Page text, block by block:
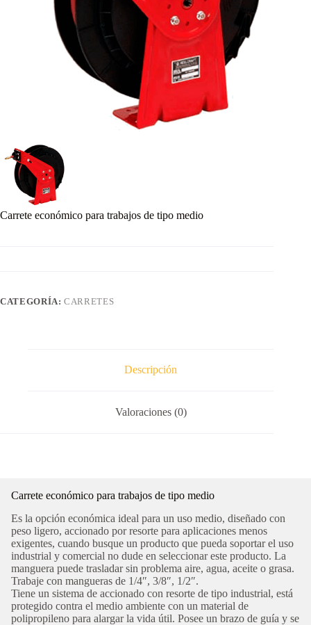
Carrete económico para trabajos de tipo medio
CATEGORÍA:CARRETES
Descripción
Valoraciones (0)
Carrete económico para trabajos de tipo medio
Es la opción económica ideal para un uso medio, diseñado con
peso ligero, accionado por resorte para aplicaciones menos
exigentes, cuando busque un producto que pueda soportar el uso
industrial y comercial no dude en seleccionar este producto. La
manguera puede trasladar sin problema aire, agua, aceite o grasa.
Trabaje con mangueras de 1/4″, 3/8″, 1/2″.
Tiene un sistema de accionado con resorte de tipo industrial, está
protegido contra el medio ambiente con un material de
polipropileno para alargar la vida útil. Posee un brazo de guía y se